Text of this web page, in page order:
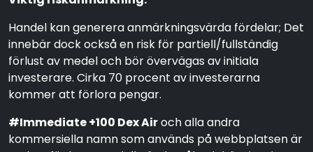
Handel kan generera anmärkningsvärda fördelar; Det
innebär dock också en risk för partiell/fullständig
förlust av medel och bör övervägas av initiala
investerare. Cirka 70 procent av investerarna
kommer att förlora pengar.
#Immediate +100 Dex Airoch alla andra
kommersiella namn som används på webbplatsen är